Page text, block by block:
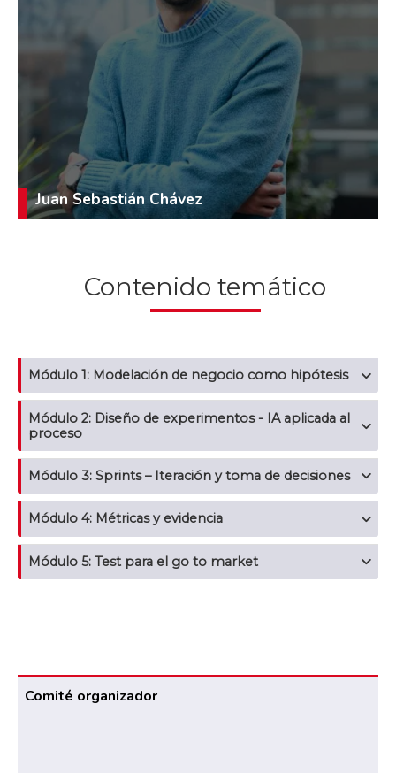
Juan Sebastián Chávez
Contenido temático
Módulo 1: Modelación de negocio como hipótesis
Módulo 2: Diseño de experimentos - IA aplicada al
proceso
Módulo 3: Sprints – Iteración y toma de decisiones
Módulo 4: Métricas y evidencia
Módulo 5: Test para el go to market
Comité organizador